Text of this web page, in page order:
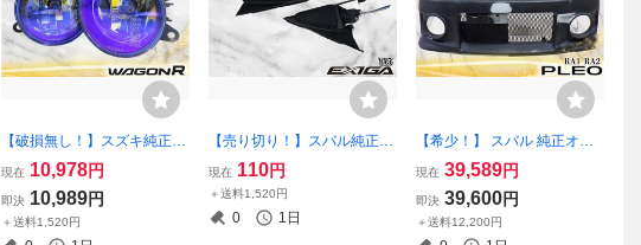
【破損無し！】スズキ純正O
P マルチコート フォグライト
フォグランプ 左右セット IPF
987 ワゴンR ジムニー エブ
リィ 激安魔王
現在 10,978円
即決 10,989円
＋送料1,520円
【売り切り！】スバル純正 Y
A5 エクシーガ フロントドア
スピーカー ツイーター 左右
セット 内装品 電装品 94251
SC020 / 86301SC240 ●
現在 110円
＋送料1,520円
0 1日
【希少！】 スバル 純正オプ
ション RA1 RA2 プレオ RS
フロントバンパー E7747KE0
40 外装 部品 PLEO カスタム
ドレスアップ 激安魔王
現在 39,589円
即決 39,600円
＋送料12,200円